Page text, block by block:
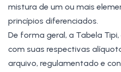
mistura de um ou mais
princípios diferenciados.
De forma geral, a Tabela
com suas respectivas
arquivo, regulamentado e